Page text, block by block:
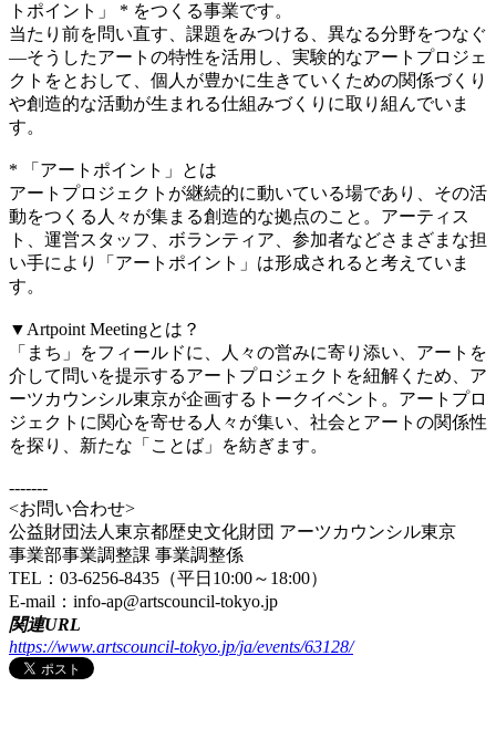
トポイント」 * をつくる事業です。
当たり前を問い直す、課題をみつける、異なる分野をつなぐ
―そうしたアートの特性を活用し、実験的なアートプロジェ
クトをとおして、個人が豊かに生きていくための関係づくり
や創造的な活動が生まれる仕組みづくりに取り組んでいま
す。
* 「アートポイント」とは
アートプロジェクトが継続的に動いている場であり、その活
動をつくる人々が集まる創造的な拠点のこと。アーティス
ト、運営スタッフ、ボランティア、参加者などさまざまな担
い手により「アートポイント」は形成されると考えていま
す。
▼Artpoint Meetingとは？
「まち」をフィールドに、人々の営みに寄り添い、アートを
介して問いを提示するアートプロジェクトを紐解くため、ア
ーツカウンシル東京が企画するトークイベント。アートプロ
ジェクトに関心を寄せる人々が集い、社会とアートの関係性
を探り、新たな「ことば」を紡ぎます。
-------
<お問い合わせ>
公益財団法人東京都歴史文化財団 アーツカウンシル東京
事業部事業調整課 事業調整係
TEL：03-6256-8435（平日10:00～18:00）
E-mail：info-ap@artscouncil-tokyo.jp
関連URL
https://www.artscouncil-tokyo.jp/ja/events/63128/